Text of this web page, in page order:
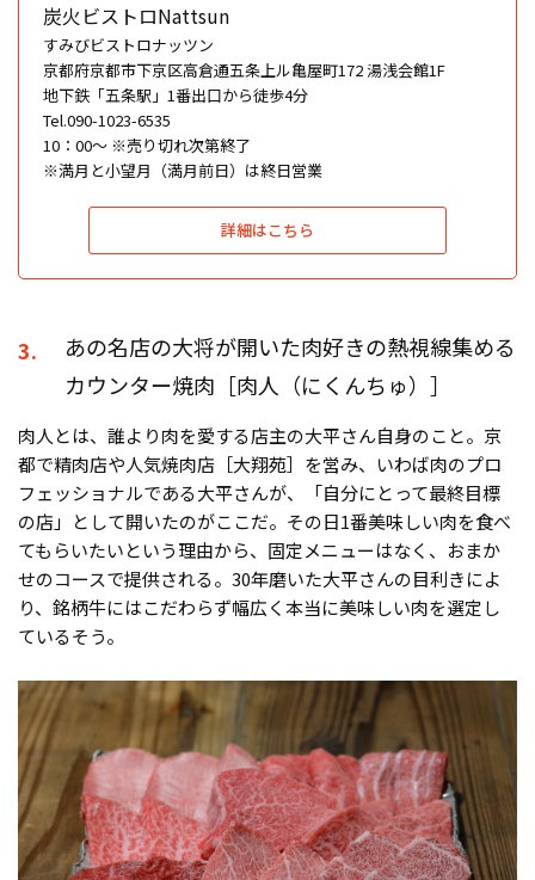
炭火ビストロNattsun
すみびビストロナッツン
京都府京都市下京区高倉通五条上ル亀屋町172 湯浅会館1F
地下鉄「五条駅」1番出口から徒歩4分
Tel.090-1023-6535
10：00〜 ※売り切れ次第終了
※満月と小望月（満月前日）は終日営業
詳細はこちら
3.
あの名店の大将が開いた肉好きの熱視線集める
カウンター焼肉［肉人（にくんちゅ）］
肉人とは、誰より肉を愛する店主の大平さん自身のこと。京
都で精肉店や人気焼肉店［大翔苑］を営み、いわば肉のプロ
フェッショナルである大平さんが、「自分にとって最終目標
の店」として開いたのがここだ。その日1番美味しい肉を食べ
てもらいたいという理由から、固定メニューはなく、おまか
せのコースで提供される。30年磨いた大平さんの目利きによ
り、銘柄牛にはこだわらず幅広く本当に美味しい肉を選定し
ているそう。